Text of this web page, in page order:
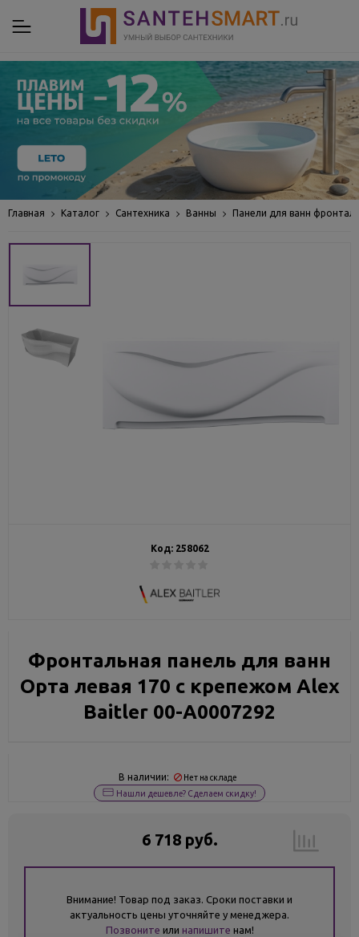
Главная Каталог Сантехника Ванны Панели для ванн
Код: 258062
Фронтальная панель для ванн
Орта левая 170 с крепежом Alex
Baitler 00-A0007292
В наличии: Нет на складе
Нашли дешевле? Сделаем скидку!
6 718 руб.
Внимание! Товар под заказ. Сроки поставки и
актуальность цены уточняйте у менеджера.
Позвоните или напишите нам!